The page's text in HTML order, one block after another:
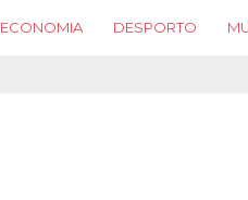
ECONOMIA DESPORTO